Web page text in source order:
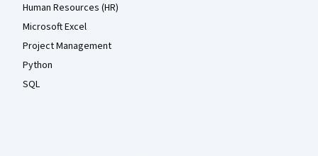
Human Resources (HR)
Microsoft Excel
Project Management
Python
SQL